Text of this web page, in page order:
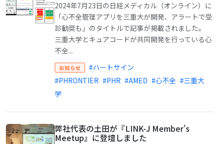
2024年7月23日の日経メディカル（オンライン）に
「心不全管理アプリを三重大が開発、アラートで受
診勧奨も」のタイトルで記事が掲載されました。
三重大学とキュアコードが共同開発を行っている心
不全...
お知らせ
#ハートサイン
#PHRONTIER #PHR #AMED #心不全 #三重大
学
弊社代表の土田が『LINK-J Member’s
Meetup』に登壇しました